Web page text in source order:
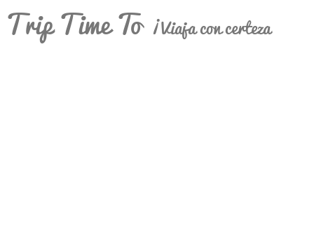
Trip Time To ¡Viaja con certeza